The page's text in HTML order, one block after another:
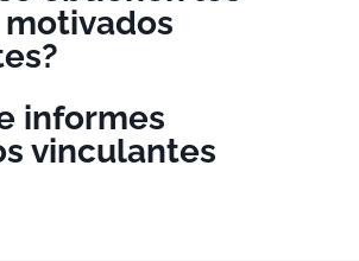
informes
vinculantes